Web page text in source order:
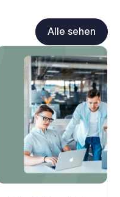
Alle sehen